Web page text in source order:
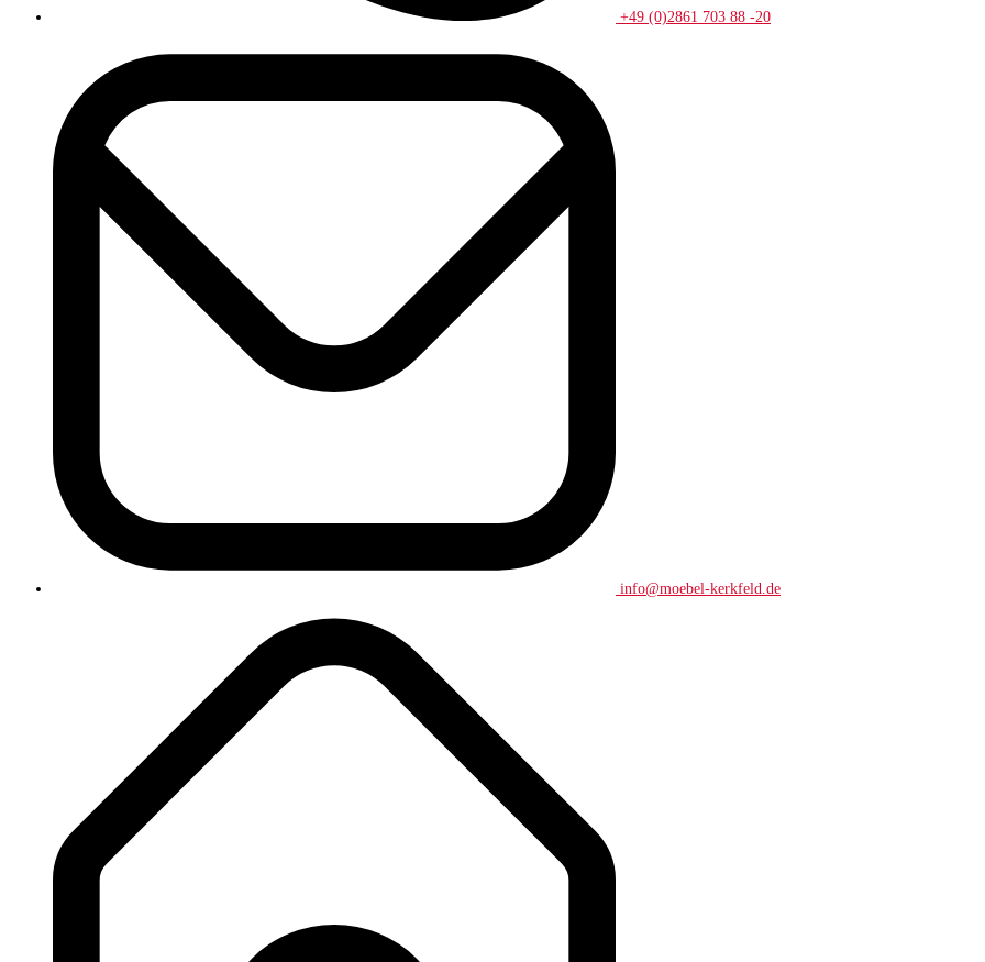
+49 (0)2861 703 88 -20
info@moebel-kerkfeld.de